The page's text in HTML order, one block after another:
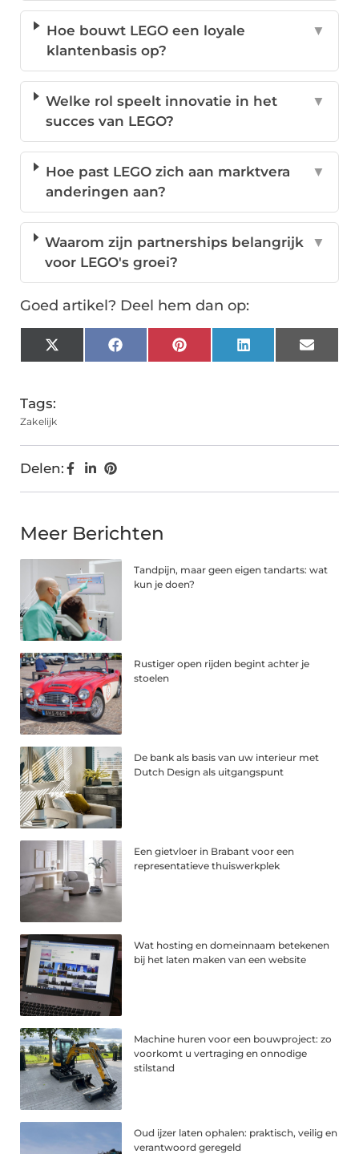
Hoe bouwt LEGO een loyale
klantenbasis op?
▼
Welke rol speelt innovatie in het
succes van LEGO?
▼
Hoe past LEGO zich aan marktvera
anderingen aan?
▼
Waarom zijn partnerships belangrijk
voor LEGO's groei?
▼
Goed artikel? Deel hem dan op:
X
(Twitter)
FacebookPinterestLinkedInEmail
Tags:
Zakelijk
Delen:
Meer Berichten
Tandpijn, maar geen eigen tandarts: wat
kun je doen?
Rustiger open rijden begint achter je
stoelen
De bank als basis van uw interieur met
Dutch Design als uitgangspunt
Een gietvloer in Brabant voor een
representatieve thuiswerkplek
Wat hosting en domeinnaam betekenen
bij het laten maken van een website
Machine huren voor een bouwproject: zo
voorkomt u vertraging en onnodige
stilstand
Oud ijzer laten ophalen: praktisch, veilig en
verantwoord geregeld